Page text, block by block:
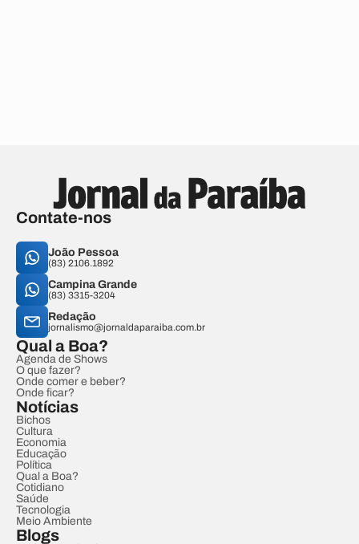
Contate-nos
João Pessoa
(83) 2106.1892
Campina Grande
(83) 3315-3204
Redação
jornalismo@jornaldaparaiba.com.br
Qual a Boa?
Agenda de Shows
O que fazer?
Onde comer e beber?
Onde ficar?
Notícias
Bichos
Cultura
Economia
Educação
Política
Qual a Boa?
Cotidiano
Saúde
Tecnologia
Meio Ambiente
Blogs